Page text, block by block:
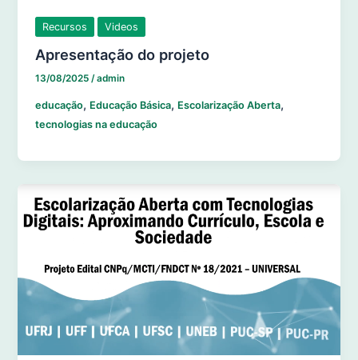
Recursos Videos
Apresentação do projeto
13/08/2025/admin
educação, Educação Básica, Escolarização Aberta,
tecnologias na educação